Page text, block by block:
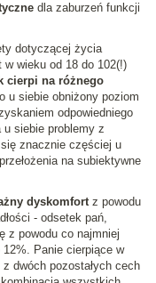
dla zaburzeń funkcji
dotyczącej życia
w wieku od 18 do 102(!)
cierpi na różnego
u siebie obniżony poziom
odpowiedniego
u siebie problemy z
znacznie częściej u
na subiektywne
dyskomfort z powodu
- odsetek pań,
z powodu co najmniej
Panie cierpiące w
dwóch pozostałych cech